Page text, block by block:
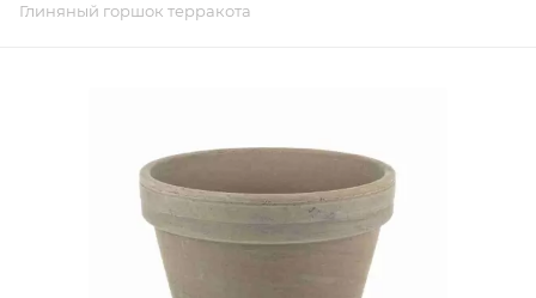
Глиняный горшок терракота